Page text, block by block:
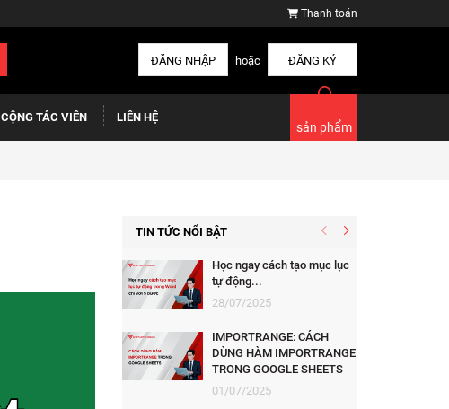
Thanh toán
ĐĂNG NHẬP hoặc ĐĂNG KÝ
CỘNG TÁC VIÊN LIÊN HỆ
sản phẩm
TIN TỨC NỔI BẬT
Học ngay cách tạo mục lục
tự động...
28/07/2025
IMPORTRANGE: CÁCH
DÙNG HÀM IMPORTRANGE
TRONG GOOGLE SHEETS
01/07/2025